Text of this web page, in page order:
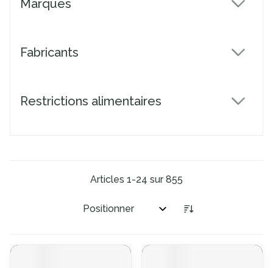
Marques
Fabricants
Restrictions alimentaires
Articles 1-24 sur855
Trier par: